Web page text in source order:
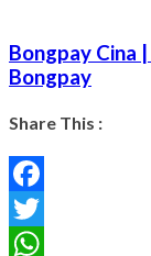
Bongpay Cina
Bongpay
Share This :
Facebook
Twitter